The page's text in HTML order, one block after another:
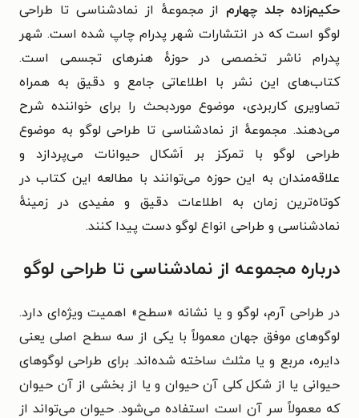
حکیم‌زاده جلد چهارم از مجموعهٔ از نمادشناسی تا طراحی
لوگو است که در انتشارات شهر پدرام چاپ شده است. شهر
پدرام ناشر تخصصی در حوزهٔ هنرهای تجسمی است.
کتاب‌های این نشر با اطلاعاتی جامع و دقیق به همراه
تصاویری کاربردی، موضوع موردبحث را برای خواننده شرح
می‌دهند. مجموعهٔ از نمادشناسی تا طراحی لوگو به موضوع
طراحی لوگو با تمرکز بر اَشکال حیوانات می‌پردازد و
علاقه‌مندان به این حوزه می‌توانند با مطالعه این کتاب در
کوتاه‌ترین زمان به اطلاعات دقیق و مفیدی در زمینهٔ
نمادشناسی و طراحی انواع لوگو دست پیدا کنند.
درباره مجموعه از نمادشناسی تا طراحی لوگو
در طراحی آرم، لوگو و یا نشانه «سطح» اهمیت ویژه‌ای دارد.
لوگوهای موفق جهان معمولاً با یکی از سه سطح اصلی یعنی
دایره، مربع و یا مثلث ساخته شده‌اند. برای طراحی لوگوهای
حیوانی یا از شکل کلی آن حیوان و یا از بخشی از آن حیوان
که معمولاً سر آن است استفاده می‌شود. حیوان می‌تواند از